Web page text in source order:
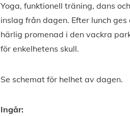
Yoga, funktionell träning, dans
inslag från dagen. Efter lunch
härlig promenad i den vackra
för enkelhetens skull.
Se schemat för helhet av dagen.
Ingår: